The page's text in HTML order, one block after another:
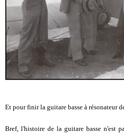
Et pour finir la guitare basse à résonateur
Bref, l'histoire de la guitare basse n'est